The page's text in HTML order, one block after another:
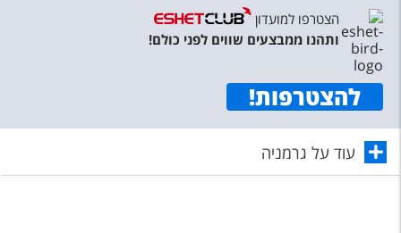
הצטרפו למועדון
ותהנו ממבצעים שווים לפני כולם!
להצטרפות!
עוד על גרמניה